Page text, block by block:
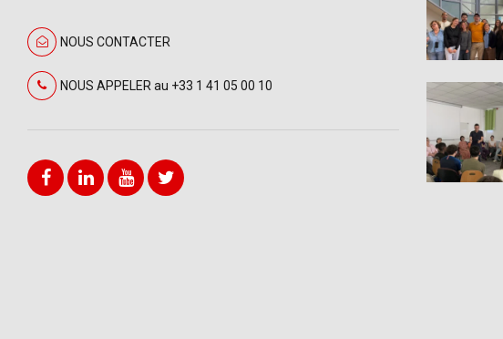
NOUS CONTACTER
NOUS APPELER au +33 1 41 05 00 10